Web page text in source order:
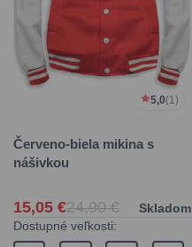
5,0(1)
Červeno-biela mikina s
nášivkou
15,05 €24,90 €
Skladom
Dostupné veľkosti: